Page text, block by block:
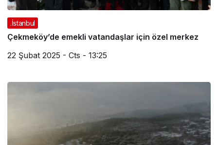
.İstanbul
Çekmeköy’de emekli vatandaşlar için özel merkez
22 Şubat 2025 - Cts - 13:25